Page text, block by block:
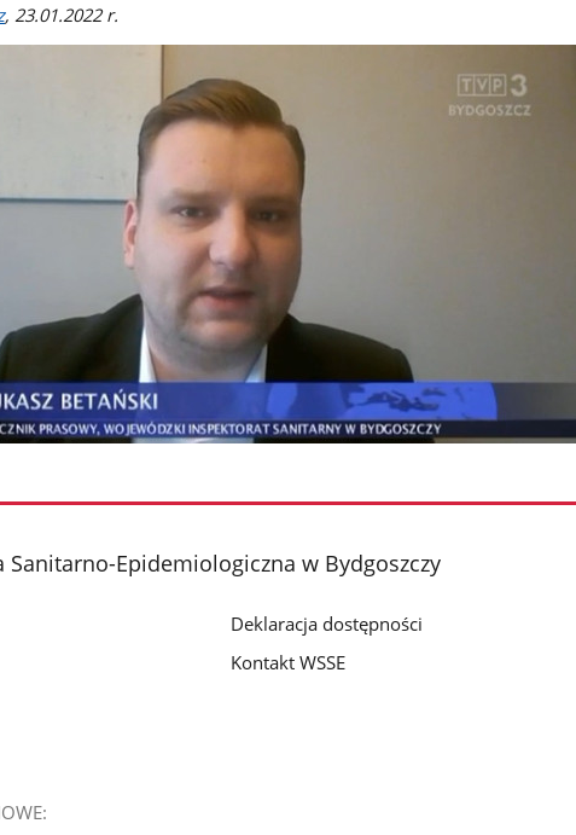
, 23.01.2022 r.
Sanitarno-Epidemiologiczna w Bydgoszczy
Deklaracja dostępności
Kontakt WSSE